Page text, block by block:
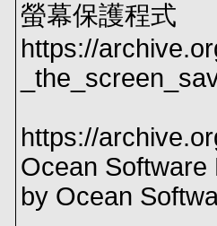
螢幕保護程式
https://
https://
Ocean Software
by Ocean